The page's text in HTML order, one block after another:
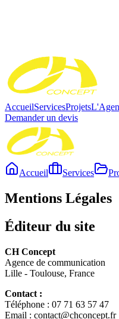
AccueilServicesProjets
Demander un devis
Accueil Services
Mentions Légales
Éditeur du site
CH Concept
Agence de communication
Lille - Toulouse, France
Contact :
Téléphone : 07 71 63 57 47
Email : contact@chconcept.fr